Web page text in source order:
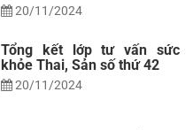
20/11/2024
Tổng kết lớp tư vấn sức
khỏe Thai, Sản số thứ 42
20/11/2024